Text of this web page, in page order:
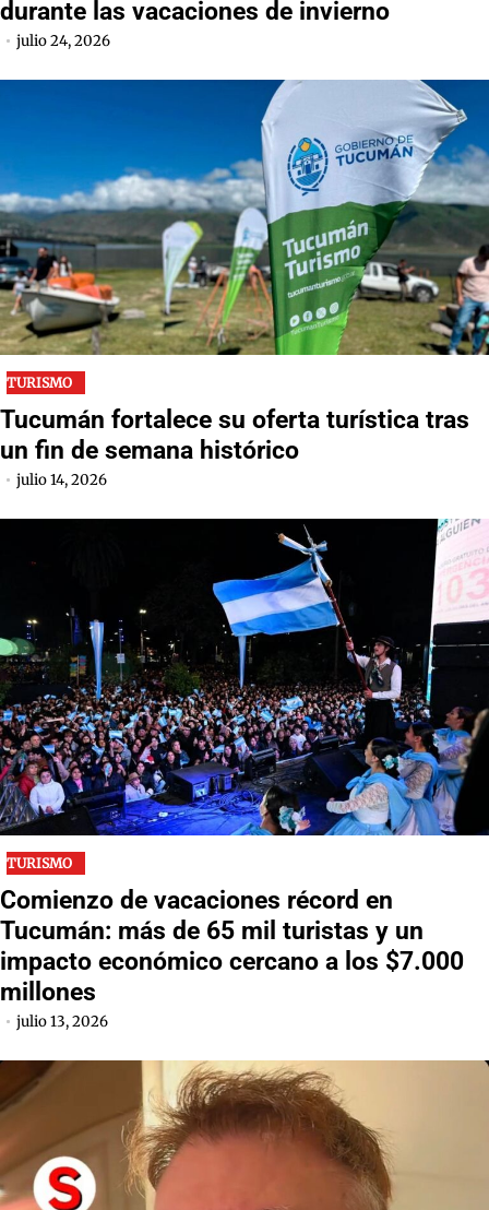
durante las vacaciones de invierno
julio 24, 2026
TURISMO
Tucumán fortalece su oferta turística tras
un fin de semana histórico
julio 14, 2026
TURISMO
Comienzo de vacaciones récord en
Tucumán: más de 65 mil turistas y un
impacto económico cercano a los $7.000
millones
julio 13, 2026